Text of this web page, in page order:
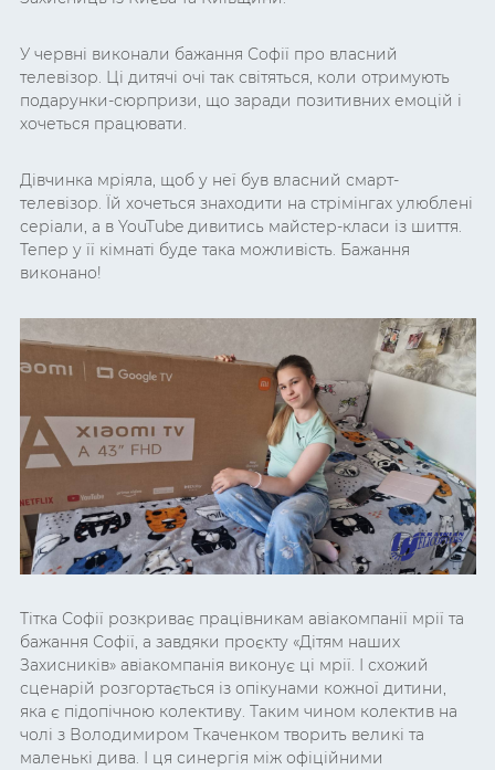
У червні виконали бажання Софії про власний
телевізор. Ці дитячі очі так світяться, коли отримують
подарунки-сюрпризи, що заради позитивних емоцій і
хочеться працювати.
Дівчинка мріяла, щоб у неї був власний смарт-
телевізор. Їй хочеться знаходити на стрімінгах улюблені
серіали, а в YouTube дивитись майстер-класи із шиття.
Тепер у її кімнаті буде така можливість. Бажання
виконано!
Тітка Софії розкриває працівникам авіакомпанії мрії та
бажання Софії, а завдяки проєкту «Дітям наших
Захисників» авіакомпанія виконує ці мрії. І схожий
сценарій розгортається із опікунами кожної дитини,
яка є підопічною колективу. Таким чином колектив на
чолі з Володимиром Ткаченком творить великі та
маленькі дива. І ця синергія між офіційними